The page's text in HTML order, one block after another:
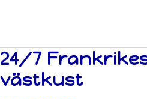
24/7
västkust